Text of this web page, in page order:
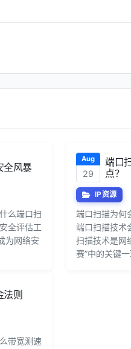
全风暴
么端口扫
全评估工
为网络安
Aug
29
端口
点？
IP资源
端口扫描为何
端口扫描技术
扫描技术是网
赛”中的关键
法则
带宽测速